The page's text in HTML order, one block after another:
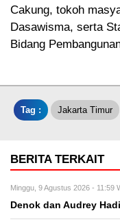
Cakung, tokoh
Dasawisma, serta
Bidang
Tag : Jakarta Timur
BERITA TERKAIT
Minggu, 9 Agustus 2026 - 11:59
Denok dan Audrey